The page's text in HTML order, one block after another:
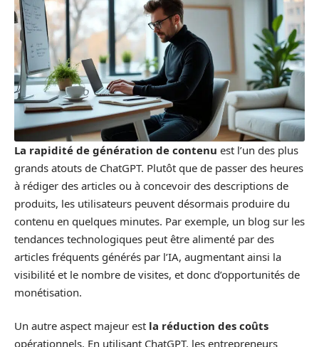
La rapidité de génération de contenu est l’un des plus
grands atouts de ChatGPT. Plutôt que de passer des heures
à rédiger des articles ou à concevoir des descriptions de
produits, les utilisateurs peuvent désormais produire du
contenu en quelques minutes. Par exemple, un blog sur les
tendances technologiques peut être alimenté par des
articles fréquents générés par l’IA, augmentant ainsi la
visibilité et le nombre de visites, et donc d’opportunités de
monétisation.
Un autre aspect majeur est la réduction des coûts
opérationnels. En utilisant ChatGPT, les entrepreneurs